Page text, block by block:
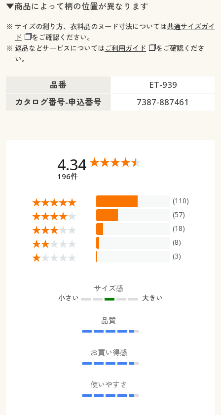
▼商品によって柄の位置が異なります
※ サイズの測り方、衣料品のヌード寸法については共通サイズガイ
ド
をご確認ください。
※ 返品などサービスについてはご利用ガイド
をご確認くださ
い。
品番
ET-939
カタログ番号-申込番号
7387-887461
4.34
196件
(110)
(57)
(18)
(8)
(3)
サイズ感
小さい 大きい
品質
お買い得感
使いやすさ